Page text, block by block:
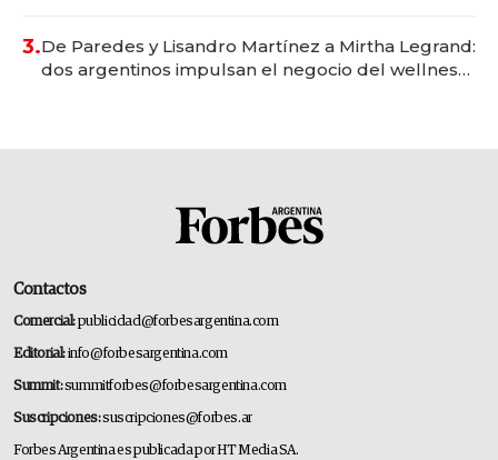
3.De Paredes y Lisandro Martínez a Mirtha Legrand:
dos argentinos impulsan el negocio del wellness
Contactos
Comercial:publicidad@forbesargentina.com
Editorial:info@forbesargentina.com
Summit:summitforbes@forbesargentina.com
Suscripciones:suscripciones@forbes.ar
Forbes Argentina es publicada por HT Media SA.